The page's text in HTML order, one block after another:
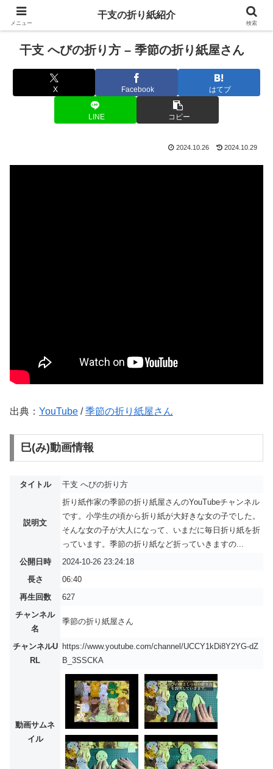
干支 へびの折り方 – 季節の折り紙屋さん
X Facebook はてブ
LINE コピー
2024.10.26 2024.10.29
出典： YouTube /季節の折り紙屋さん
巳(み)動画情報
タイトル 干支 へびの折り方
説明文
折り紙作家の季節の折り紙屋さんのYouTubeチャンネル
です。小学生の頃から折り紙が大好きな女の子でした。
そんな女の子が大人になって、いまだに毎日折り紙を折
っています。季節の折り紙など折っていきますの...
公開日時
2024-10-26 23:24:18
長さ
06:40
再生回数
627
チャンネル
名
季節の折り紙屋さん
チャンネルU
RL
https://www.youtube.com/channel/UCCY1kDi8Y2YG-dZ
B_3SSCKA
動画サムネ
イル
メニュー
干支の折り紙紹介
検索